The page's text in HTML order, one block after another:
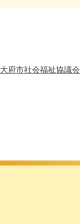
大府市社会福祉協議会